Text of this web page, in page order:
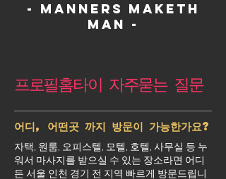
- Manners maketh
man -
프로필홈타이 자주묻는 질문
어디, 어떤곳 까지 방문이 가능한가요?
자택, 원룸, 오피스텔, 모텔, 호텔, 사무실 등 누
워서 마사지를 받으실 수 있는 장소라면 어디
든 서울 인천 경기 전 지역 빠르게 방문드립니